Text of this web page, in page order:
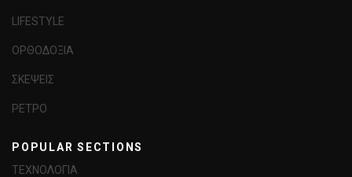
LIFESTYLE
ΟΡΘΟΔΟΞΙΑ
ΣΚΕΨΕΙΣ
ΡΕΤΡΟ
POPULAR SECTIONS
ΤΕΧΝΟΛΟΓΙΑ